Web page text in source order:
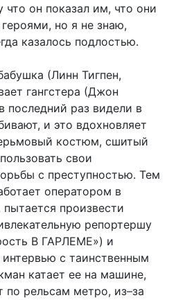
что он показал им, что они
но я не знаю,
казалось подлостью.
(Линн Тигпен,
гангстера (Джон
последний раз видели в
и это вдохновляет
костюм, сшитый
свои
с преступностью. Тем
оператором в
произвести
репортершу
В ГАРЛЕМЕ») и
с таинственным
катает ее на машине,
по рельсам метро, из–за